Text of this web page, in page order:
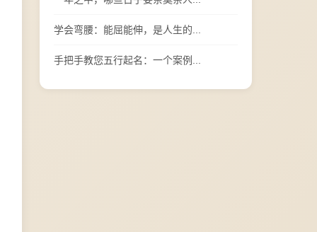
学会弯腰：能屈能伸，是人生的...
手把手教您五行起名：一个案例...